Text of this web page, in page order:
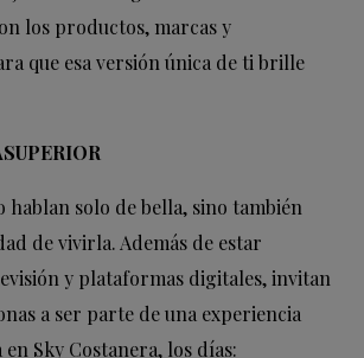
los productos, marcas y
que esa versión única de ti brille
hablan solo de bella, sino también
de vivirla. Además de estar
y plataformas digitales, invitan
a ser parte de una experiencia
Sky Costanera, los días: